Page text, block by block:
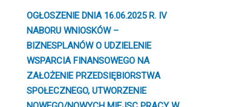
OGŁOSZENIE DNIA 16.06.2025 R. IV
NABORU WNIOSKÓW –
BIZNESPLANÓW O UDZIELENIE
WSPARCIA FINANSOWEGO NA
ZAŁOŻENIE PRZEDSIĘBIORSTWA
SPOŁECZNEGO, UTWORZENIE